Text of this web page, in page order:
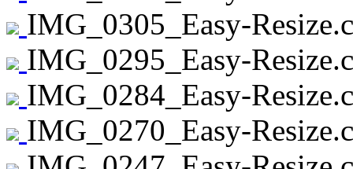
IMG_0305_Easy-
IMG_0295_Easy-
IMG_0284_Easy-
IMG_0270_Easy-